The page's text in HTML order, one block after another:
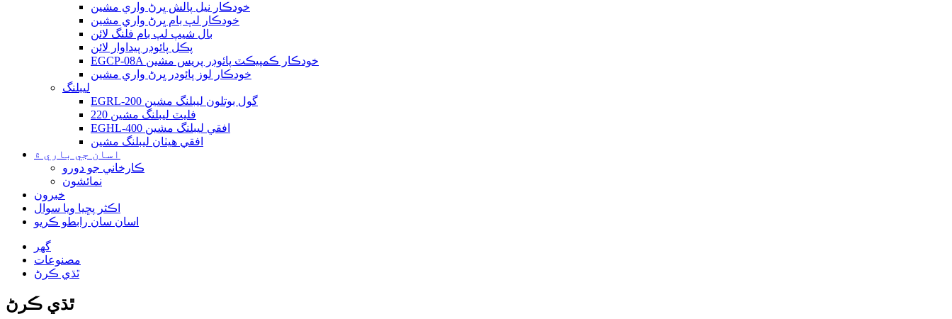
خودڪار نيل پالش ڀرڻ واري مشين
خودڪار لپ بام ڀرڻ واري مشين
بال شيپ لپ بام فلنگ لائن
پڪل پائوڊر پيداوار لائن
EGCP-08A خودڪار ڪمپيڪٽ پائوڊر پريس مشين
خودڪار لوز پائوڊر ڀرڻ واري مشين
ليبلنگ
EGRL-200 گول بوتلون ليبلنگ مشين
220 فليٽ ليبلنگ مشين
EGHL-400 افقي ليبلنگ مشين
افقي هيٺان ليبلنگ مشين
اسان جي باري ۾
ڪارخاني جو دورو
نمائشون
خبرون
اڪثر پڇيا ويا سوال
اسان سان رابطو ڪريو
گھر
مصنوعات
ٿڌي ڪرڻ
ٿڌي ڪرڻ